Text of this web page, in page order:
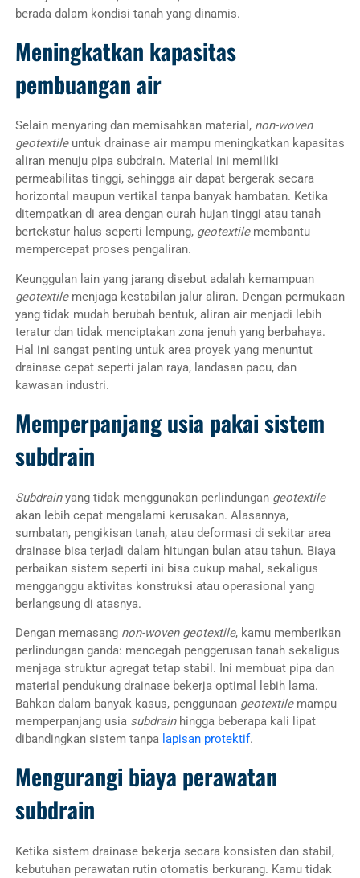
berada dalam kondisi tanah yang dinamis.
Meningkatkan kapasitas
pembuangan air
Selain menyaring dan memisahkan material, non-woven
geotextileuntuk drainase air mampu meningkatkan kapasitas
aliran menuju pipa subdrain. Material ini memiliki
permeabilitas tinggi, sehingga air dapat bergerak secara
horizontal maupun vertikal tanpa banyak hambatan. Ketika
ditempatkan di area dengan curah hujan tinggi atau tanah
bertekstur halus seperti lempung, geotextilemembantu
mempercepat proses pengaliran.
Keunggulan lain yang jarang disebut adalah kemampuan
geotextile menjaga kestabilan jalur aliran. Dengan permukaan
yang tidak mudah berubah bentuk, aliran air menjadi lebih
teratur dan tidak menciptakan zona jenuh yang berbahaya.
Hal ini sangat penting untuk area proyek yang menuntut
drainase cepat seperti jalan raya, landasan pacu, dan
kawasan industri.
Memperpanjang usia pakai sistem
subdrain
Subdrainyang tidak menggunakan perlindungan geotextile
akan lebih cepat mengalami kerusakan. Alasannya,
sumbatan, pengikisan tanah, atau deformasi di sekitar area
drainase bisa terjadi dalam hitungan bulan atau tahun. Biaya
perbaikan sistem seperti ini bisa cukup mahal, sekaligus
mengganggu aktivitas konstruksi atau operasional yang
berlangsung di atasnya.
Dengan memasang non-woven geotextile, kamu memberikan
perlindungan ganda: mencegah penggerusan tanah sekaligus
menjaga struktur agregat tetap stabil. Ini membuat pipa dan
material pendukung drainase bekerja optimal lebih lama.
Bahkan dalam banyak kasus, penggunaan geotextile mampu
memperpanjang usia subdrainhingga beberapa kali lipat
dibandingkan sistem tanpa lapisan protektif.
Mengurangi biaya perawatan
subdrain
Ketika sistem drainase bekerja secara konsisten dan stabil,
kebutuhan perawatan rutin otomatis berkurang. Kamu tidak